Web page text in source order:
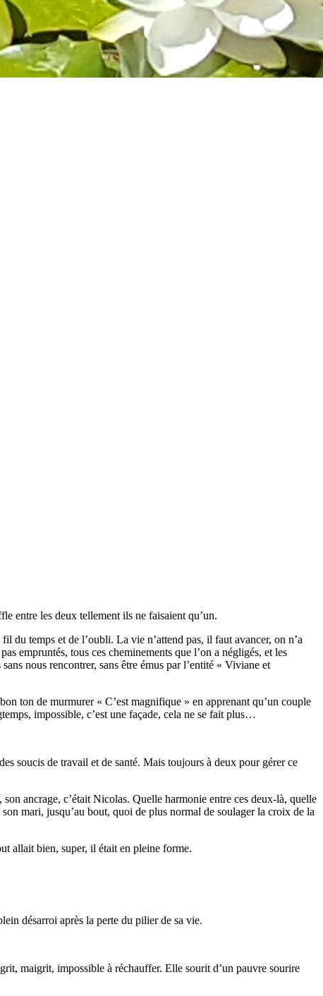
entre les deux tellement ils ne faisaient qu’un.
du temps et de l’oubli. La vie n’attend pas, il faut avancer, on n’a
empruntés, tous ces cheminements que l’on a négligés, et les
nous rencontrer, sans être émus par l’entité « Viviane et
ton de murmurer « C’est magnifique » en apprenant qu’un couple
impossible, c’est une façade, cela ne se fait plus…
soucis de travail et de santé. Mais toujours à deux pour gérer ce
ancrage, c’était Nicolas. Quelle harmonie entre ces deux-là, quelle
mari, jusqu’au bout, quoi de plus normal de soulager la croix de la
allait bien, super, il était en pleine forme.
désarroi après la perte du pilier de sa vie.
maigrit, impossible à réchauffer. Elle sourit d’un pauvre sourire